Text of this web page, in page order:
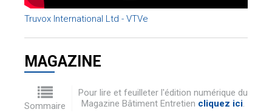
Truvox International Ltd - VTVe
MAGAZINE
Sommaire
Pour lire et feuilleter l'édition numérique du
Magazine Bâtiment Entretien cliquez ici.